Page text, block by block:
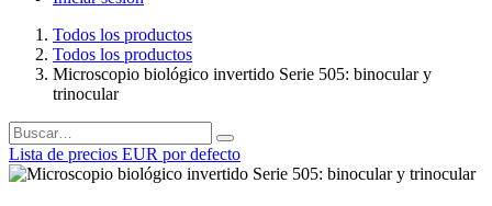
Todos los productos
Todos los productos
Microscopio biológico invertido Serie 505: binocular y
trinocular
Lista de precios EUR por defecto